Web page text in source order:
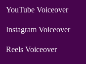
YouTube Voiceover
Instagram Voiceover
Reels Voiceover